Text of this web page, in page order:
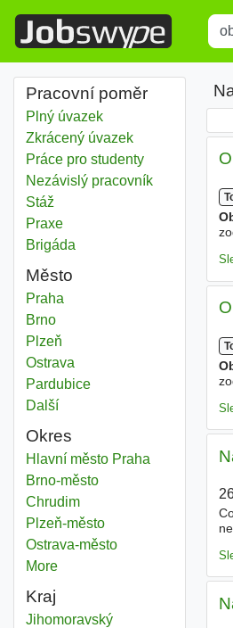
Title
Pracovní poměr
Plný úvazek
Zkrácený úvazek
Práce pro studenty
Nezávislý pracovník
Stáž
Praxe
Brigáda
Město
Obsluha automatizovaných strojů
Praha
Obsluha automatizovaných
Brno
Obsluha automatizovaných
Plzeň
Obsluha automatizovaných
Ostrava
Obsluha automatizovaných
Pardubice
Dalšíměsta
Okres
Obsluha automatizovaných
Hlavní město Praha
Obsluha automatizovaných strojů
Brno-městoOkres
Obsluha automatizovaných strojů
ChrudimOkres
Obsluha automatizovaných
Plzeň-městoOkres
Obsluha automatizovaných strojů
Ostrava-městoOkres
Moredistricts
Kraj
Obsluha automatizovaných strojů
JihomoravskýKraj